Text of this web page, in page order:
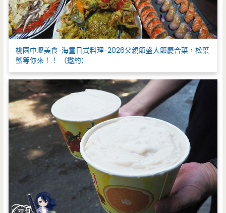
桃園中壢美食-海童日式料理-2026父親節盛大節慶合菜，松葉
蟹等你來！！ （邀約）